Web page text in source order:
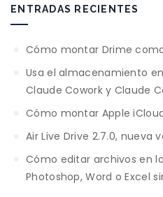
ENTRADAS RECIENTES
Cómo montar Drime
Usa el almacenamiento
Claude Cowork y Claude
Cómo montar Apple
Air Live Drive 2.7.0, nueva
Cómo editar archivos en
Photoshop, Word o Excel